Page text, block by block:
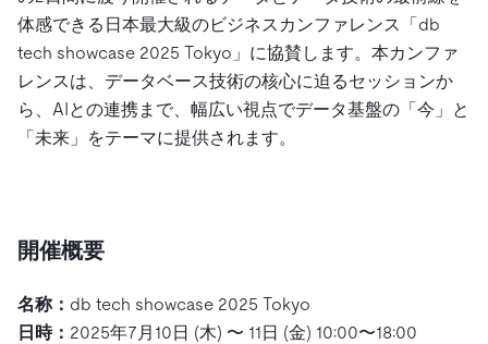
体感できる日本最大級のビジネスカンファレンス「db
tech showcase 2025 Tokyo」に協賛します。本カンファ
レンスは、データベース技術の核心に迫るセッションか
ら、AIとの連携まで、幅広い視点でデータ基盤の「今」と
「未来」をテーマに提供されます。
開催概要
名称： db tech showcase 2025 Tokyo
日時： 2025年7月10日 (木) 〜 11日 (金) 10:00〜18:00